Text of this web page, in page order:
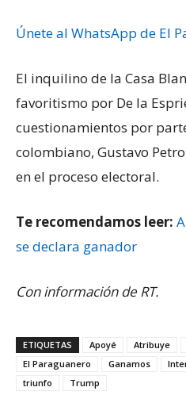
Únete al WhatsApp de El
El inquilino de la Casa
favoritismo por De la
cuestionamientos por
colombiano, Gustavo
en el proceso electoral.
Te recomendamos leer:
se declara ganador
Con información de RT.
ETIQUETAS Apoyé Atribuye
El Paraguanero
Ganamos
triunfo
Trump